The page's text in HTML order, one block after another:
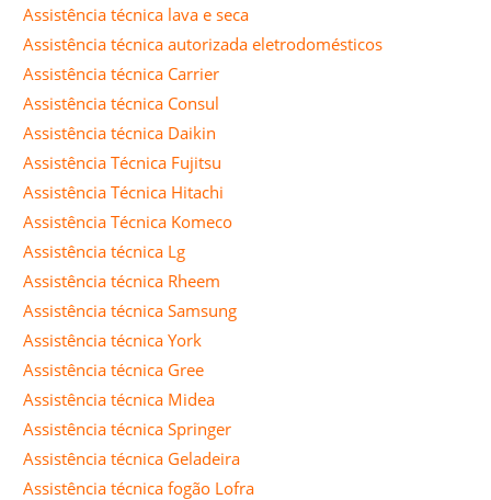
Assistência técnica lava e seca
Assistência técnica autorizada eletrodomésticos
Assistência técnica Carrier
Assistência técnica Consul
Assistência técnica Daikin
Assistência Técnica Fujitsu
Assistência Técnica Hitachi
Assistência Técnica Komeco
Assistência técnica Lg
Assistência técnica Rheem
Assistência técnica Samsung
Assistência técnica York
Assistência técnica Gree
Assistência técnica Midea
Assistência técnica Springer
Assistência técnica Geladeira
Assistência técnica fogão Lofra